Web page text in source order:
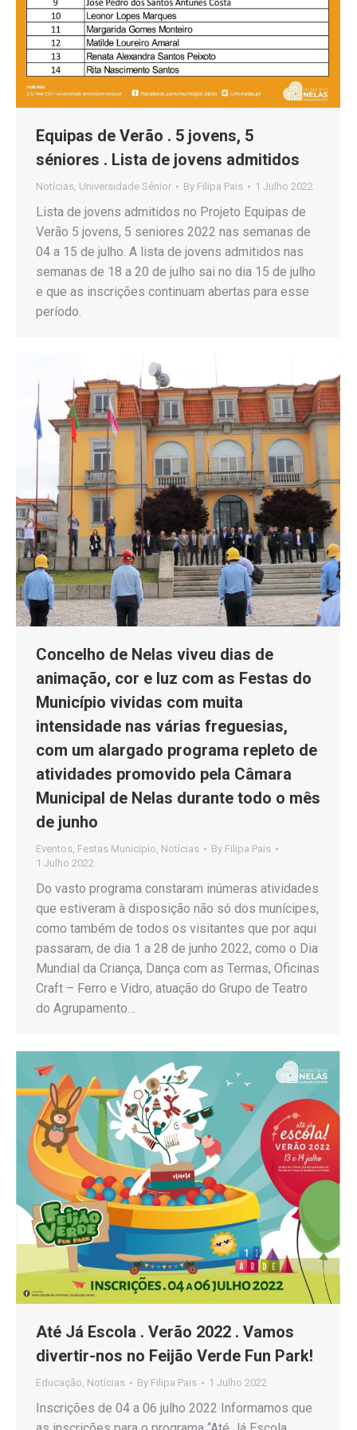
Equipas de Verão . 5 jovens, 5
séniores . Lista de jovens admitidos
Notícias Universidade Sénior By Filipa Pais 1 Julho 2022
Lista de jovens admitidos no Projeto Equipas de
Verão 5 jovens, 5 seniores 2022 nas semanas de
04 a 15 de julho. A lista de jovens admitidos nas
semanas de 18 a 20 de julho sai no dia 15 de julho
e que as inscrições continuam abertas para esse
período.
Concelho de Nelas viveu dias de
animação, cor e luz com as Festas do
Município vividas com muita
intensidade nas várias freguesias,
com um alargado programa repleto de
atividades promovido pela Câmara
Municipal de Nelas durante todo o mês
de junho
Eventos, Festas Municipio, Notícias By Filipa Pais
1 Julho 2022
Do vasto programa constaram inúmeras atividades
que estiveram à disposição não só dos munícipes,
como também de todos os visitantes que por aqui
passaram, de dia 1 a 28 de junho 2022, como o Dia
Mundial da Criança, Dança com as Termas, Oficinas
Craft – Ferro e Vidro, atuação do Grupo de Teatro
do Agrupamento…
Até Já Escola . Verão 2022 . Vamos
divertir-nos no Feijão Verde Fun Park!
Educação Notícias By Filipa Pais 1 Julho 2022
Inscrições de 04 a 06 julho 2022 Informamos que